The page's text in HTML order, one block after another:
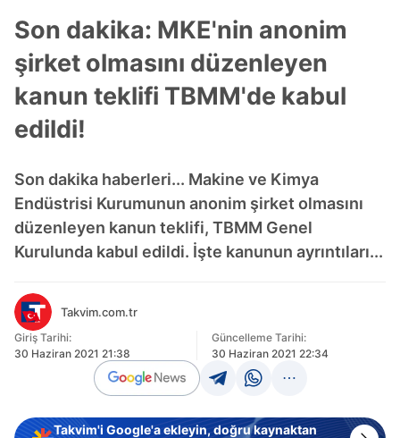
Son dakika: MKE'nin anonim
şirket olmasını düzenleyen
kanun teklifi TBMM'de kabul
edildi!
Son dakika haberleri... Makine ve Kimya
Endüstrisi Kurumunun anonim şirket olmasını
düzenleyen kanun teklifi, TBMM Genel
Kurulunda kabul edildi. İşte kanunun ayrıntıları...
Takvim.com.tr
Giriş Tarihi:
30 Haziran 2021 21:38
Güncelleme Tarihi:
30 Haziran 2021 22:34
Takvim'i Google'a ekleyin, doğru kaynaktan